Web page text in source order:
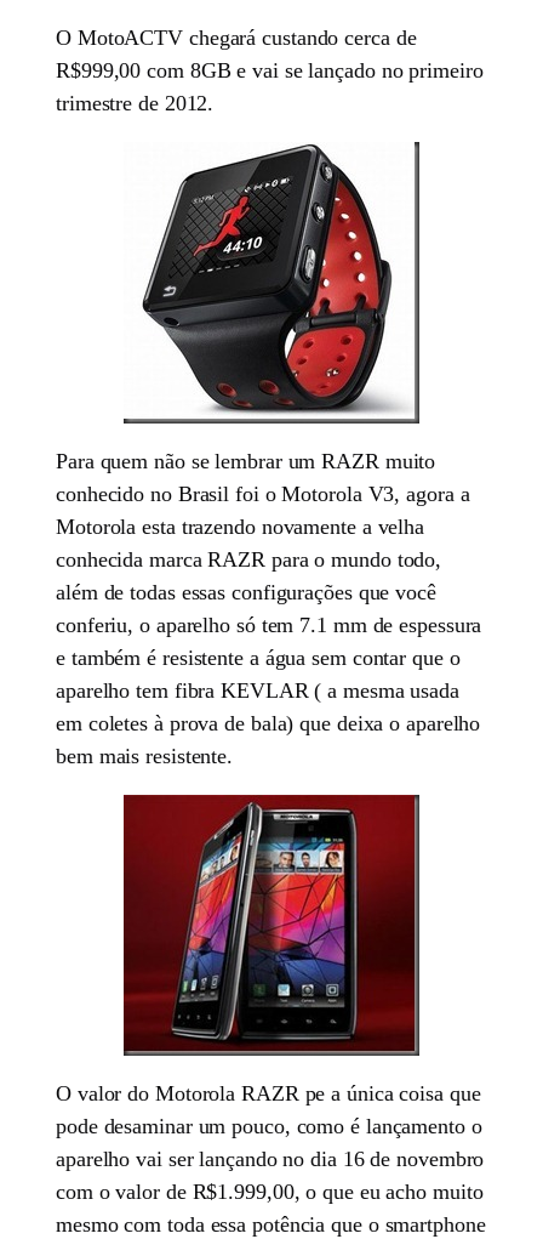
O MotoACTV chegará custando cerca de
R$999,00 com 8GB e vai se lançado no primeiro
trimestre de 2012.
Para quem não se lembrar um RAZR muito
conhecido no Brasil foi o Motorola V3, agora a
Motorola esta trazendo novamente a velha
conhecida marca RAZR para o mundo todo,
além de todas essas configurações que você
conferiu, o aparelho só tem 7.1 mm de espessura
e também é resistente a água sem contar que o
aparelho tem fibra KEVLAR ( a mesma usada
em coletes à prova de bala) que deixa o aparelho
bem mais resistente.
O valor do Motorola RAZR pe a única coisa que
pode desaminar um pouco, como é lançamento o
aparelho vai ser lançando no dia 16 de novembro
com o valor de R$1.999,00, o que eu acho muito
mesmo com toda essa potência que o smartphone